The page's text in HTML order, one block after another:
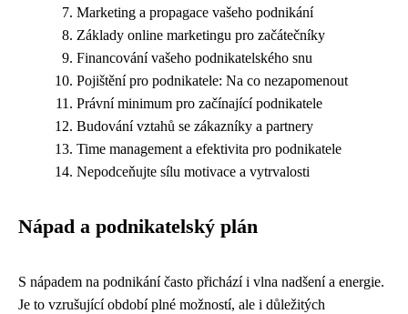
Marketing a propagace vašeho podnikání
Základy online marketingu pro začátečníky
Financování vašeho podnikatelského snu
Pojištění pro podnikatele: Na co nezapomenout
Právní minimum pro začínající podnikatele
Budování vztahů se zákazníky a partnery
Time management a efektivita pro podnikatele
Nepodceňujte sílu motivace a vytrvalosti
Nápad a podnikatelský plán
S nápadem na podnikání často přichází i vlna nadšení a energie.
Je to vzrušující období plné možností, ale i důležitých